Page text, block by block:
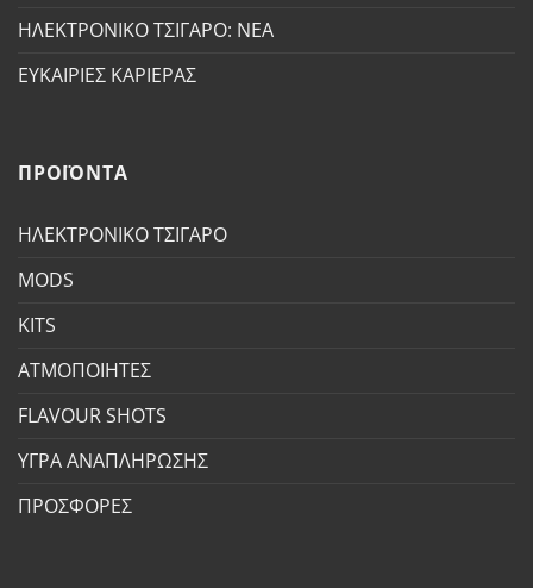
ΗΛΕΚΤΡΟΝΙΚΟ ΤΣΙΓΑΡΟ: ΝΕΑ
ΕΥΚΑΙΡΙΕΣ ΚΑΡΙΕΡΑΣ
ΠΡΟΪΟΝΤΑ
ΗΛΕΚΤΡΟΝΙΚΟ ΤΣΙΓΑΡΟ
MODS
KITS
ΑΤΜΟΠΟΙΗΤΕΣ
FLAVOUR SHOTS
ΥΓΡΑ ΑΝΑΠΛΗΡΩΣΗΣ
ΠΡΟΣΦΟΡΕΣ